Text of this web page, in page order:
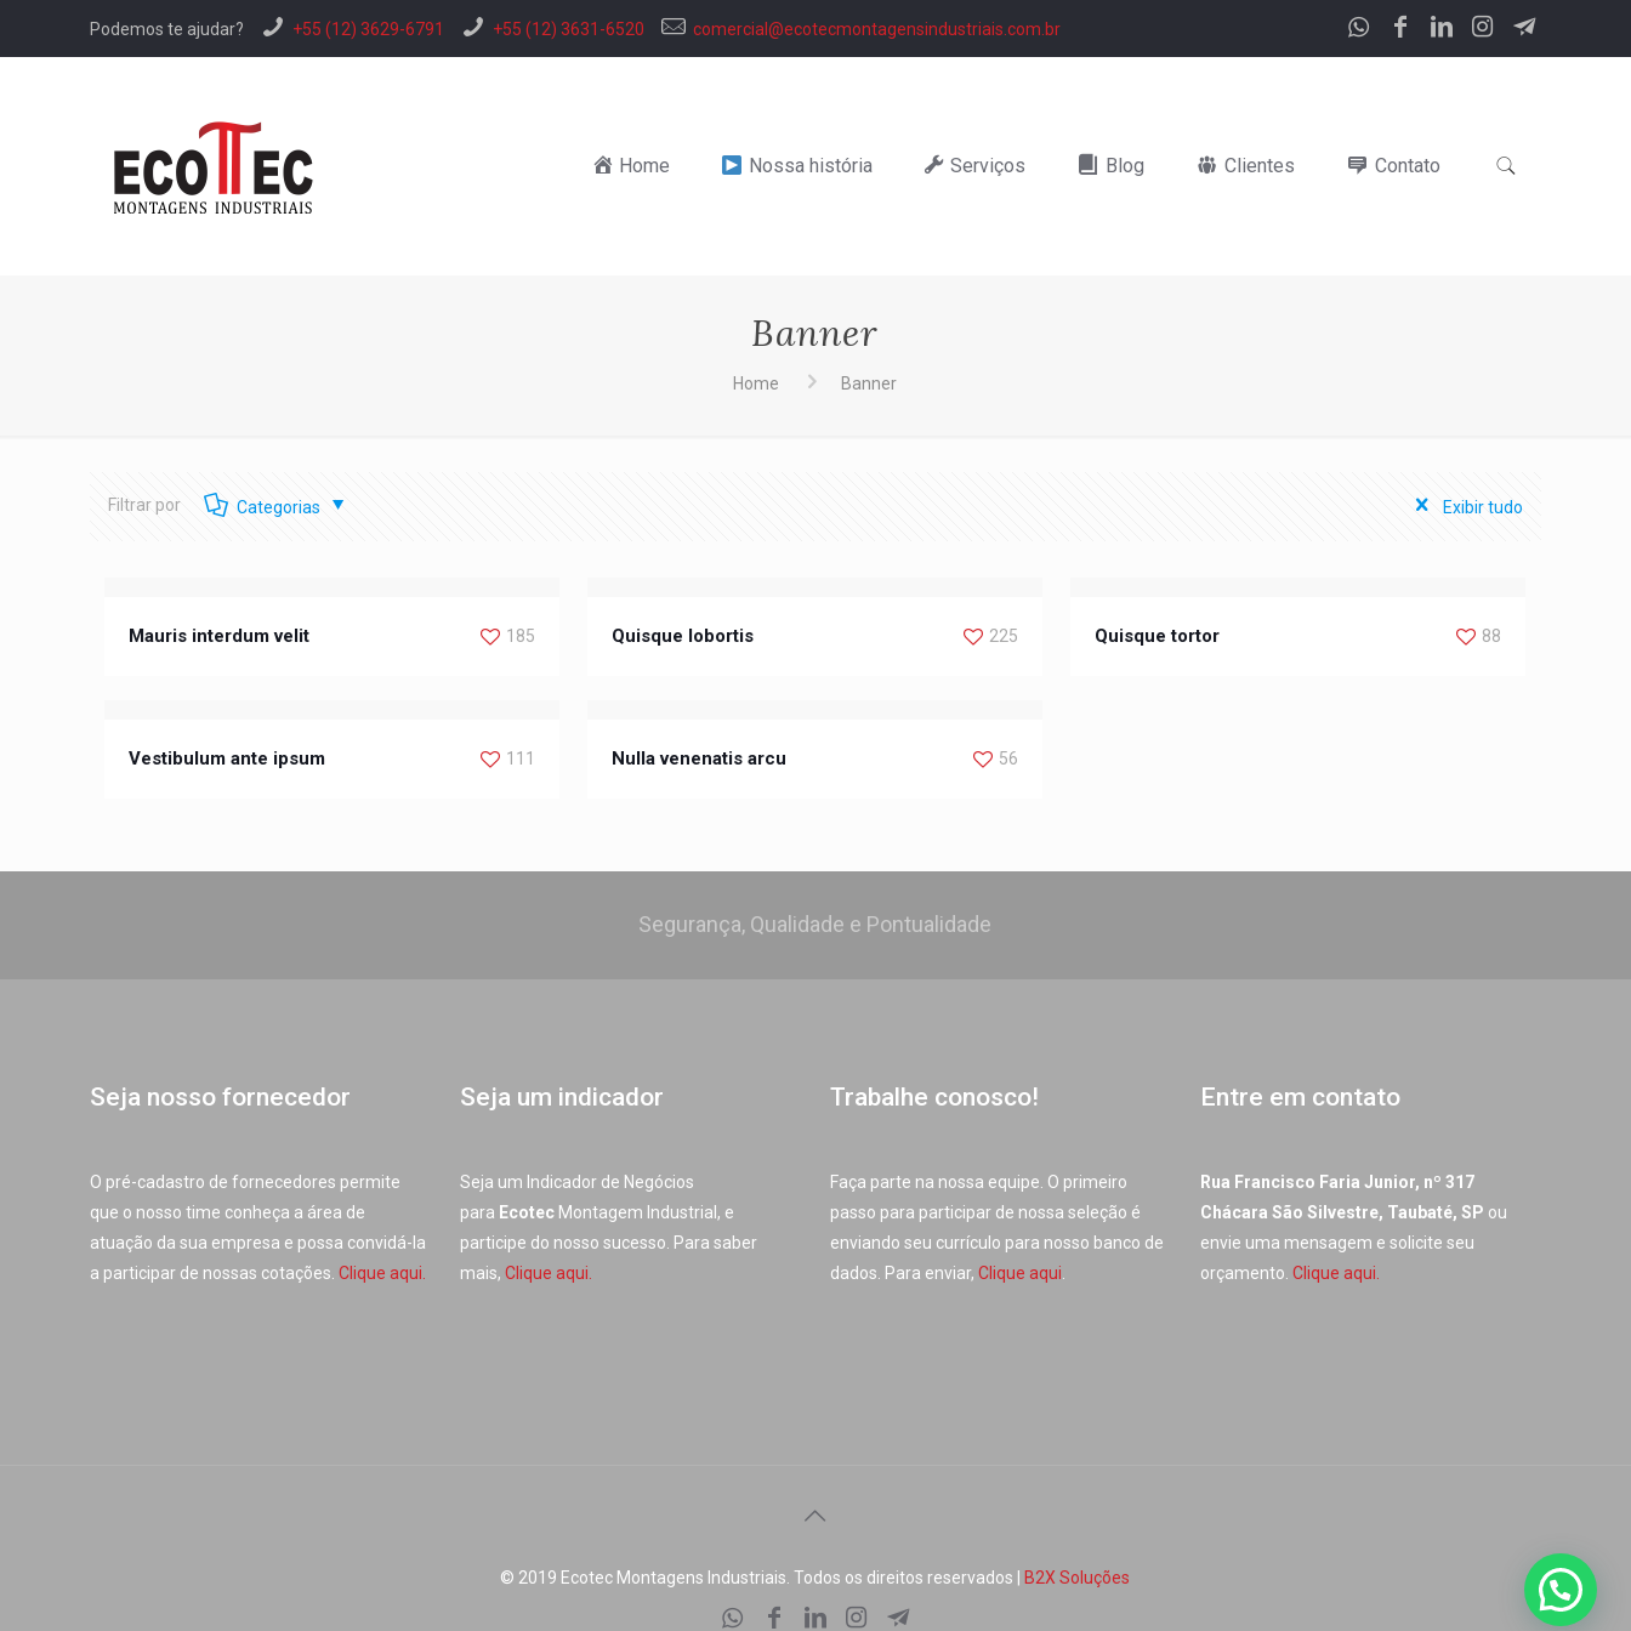
Podemos te ajudar? +55 (12) 3629-6791 +55 (12) 3631-6520 comercial@ecotecmontagensindustriais.com.br
Home Nossa história Serviços Blog Clientes Contato
Banner
Home Banner
Filtrar por Categorias Exibir tudo
Mauris interdum velit 185 Quisque lobortis 225 Quisque tortor 88
Vestibulum ante ipsum 111 Nulla venenatis arcu 56
Segurança, Qualidade e Pontualidade
Seja nosso fornecedor
O pré-cadastro de fornecedores permite
que o nosso time conheça a área de
atuação da sua empresa e possa convidá-la
a participar de nossas cotações.Clique aqui.
Seja um indicador
Seja um Indicador de Negócios
para Ecotec Montagem Industrial, e
participe do nosso sucesso. Para saber
mais,Clique aqui.
Trabalhe conosco!
Faça parte na nossa equipe. O primeiro
passo para participar de nossa seleção é
enviando seu currículo para nosso banco de
dados. Para enviar,Clique aqui
Entre em contato
Rua Francisco Faria Junior, nº 317
Chácara São Silvestre, Taubaté, SP ou
envie uma mensagem e solicite seu
orçamento.Clique aqui.
© 2019 Ecotec Montagens Industriais. Todos os direitos reservados | B2X Soluções